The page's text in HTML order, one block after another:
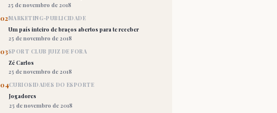
25 de novembro de 2018
02MARKETING-PUBLICIDADE
Um país inteiro de braços abertos para te receber
25 de novembro de 2018
03SPORT CLUB JUIZ DE FORA
Zé Carlos
25 de novembro de 2018
04CURIOSIDADES DO ESPORTE
Jogadores
25 de novembro de 2018